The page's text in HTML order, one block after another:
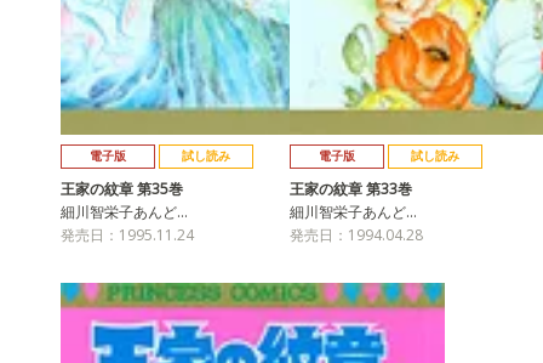
電子版 試し読み
王家の紋章 第35巻
細川智栄子あんど…
発売日：1995.11.24
電子版 試し読み
王家の紋章 第33巻
細川智栄子あんど…
発売日：1994.04.28